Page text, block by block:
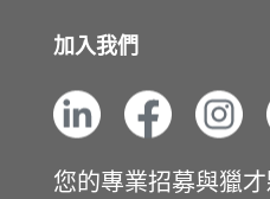
加入我們
您的專業招募與獵